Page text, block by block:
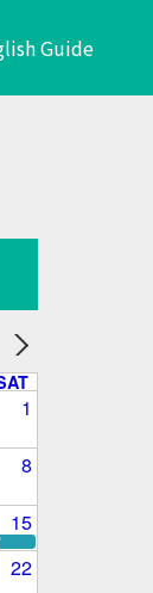
Guide
1
8
15
22